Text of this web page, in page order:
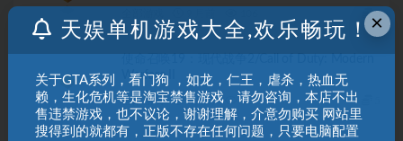
5
Warfare II
全部游戏 9 月前 116
×
天娱单机游戏大全,欢乐畅玩！
关于GTA系列，看门狗 ，如龙，仁王，虐杀，热血无
赖，生化危机等是淘宝禁售游戏，请勿咨询，本店不出
售违禁游戏，也不议论，谢谢理解，介意勿购买 网站里
搜得到的就都有，正版不存在任何问题，只要电脑配置